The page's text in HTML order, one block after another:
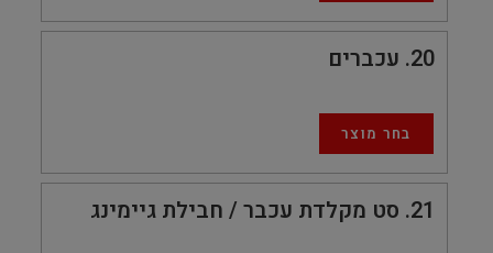
20 עכברים
בחר מוצר
21 סט מקלדת עכבר / חבילת גיימינג